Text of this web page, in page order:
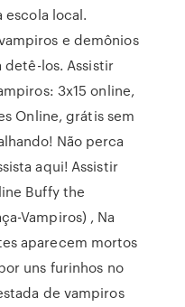
escola local.
e demônios
detê-los. Assistir
3x15 online,
Online, grátis sem
Não perca
aqui! Assistir
Buffy the
Vampiros) , Na
aparecem mortos
uns furinhos no
de vampiros